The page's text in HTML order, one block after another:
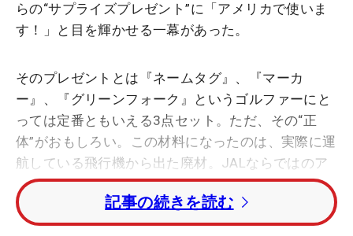
らの“サプライズプレゼント”に「アメリカで使いま
す！」と目を輝かせる一幕があった。
そのプレゼントとは『ネームタグ』、『マーカ
ー』、『グリーンフォーク』というゴルファーにと
っては定番ともいえる3点セット。ただ、その“正
体”がおもしろい。この材料になったのは、実際に運
航している飛行機から出た廃材。JALならではのア
イテムといえる。
透明な板に『渋野日向子』という文字が刻まれたネ
記事の続きを読む